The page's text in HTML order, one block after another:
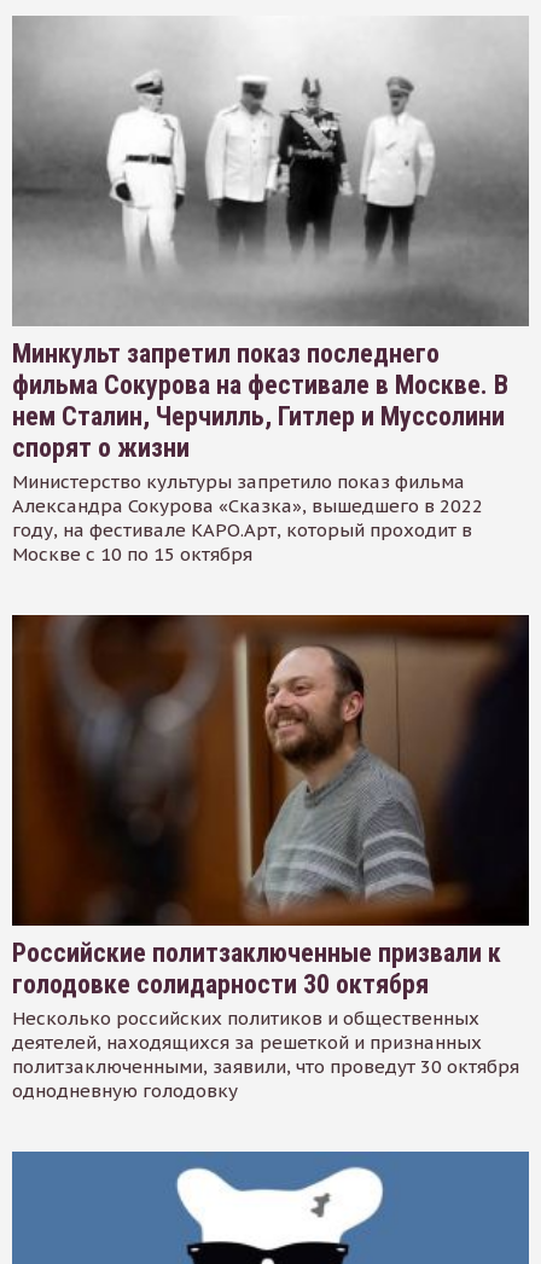
Минкульт запретил показ последнего
фильма Сокурова на фестивале в Москве. В
нем Сталин, Черчилль, Гитлер и Муссолини
спорят о жизни
Министерство культуры запретило показ фильма
Александра Сокурова «Сказка», вышедшего в 2022
году, на фестивале КАРО.Арт, который проходит в
Москве с 10 по 15 октября
Российские политзаключенные призвали к
голодовке солидарности 30 октября
Несколько российских политиков и общественных
деятелей, находящихся за решеткой и признанных
политзаключенными, заявили, что проведут 30 октября
однодневную голодовку